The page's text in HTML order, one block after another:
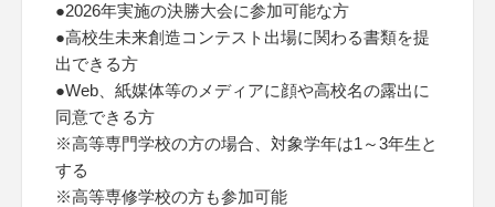
●2026年実施の決勝大会に参加可能な方
●高校生未来創造コンテスト出場に関わる書類を提
出できる方
●Web、紙媒体等のメディアに顔や高校名の露出に
同意できる方
※高等専門学校の方の場合、対象学年は1～3年生と
する
※高等専修学校の方も参加可能